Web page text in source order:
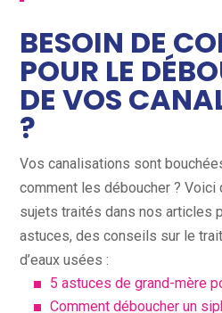
BESOIN DE
POUR LE
DE VOS
?
Vos canalisations sont
comment les déboucher ?
sujets traités dans nos articles
astuces, des conseils sur le
d’eaux usées :
5 astuces de grand-mère
Comment déboucher un